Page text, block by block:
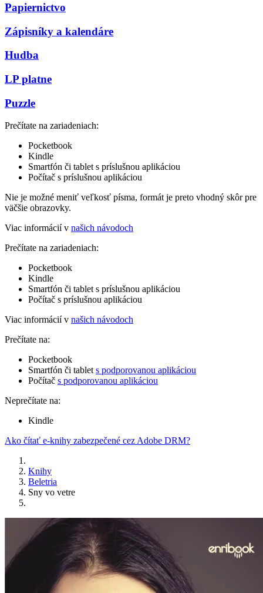
Papiernictvo
Zápisníky a kalendáre
Hudba
LP platne
Puzzle
Prečítate na zariadeniach:
Pocketbook
Kindle
Smartfón či tablet s príslušnou aplikáciou
Počítač s príslušnou aplikáciou
Nie je možné meniť veľkosť písma, formát je preto vhodný skôr pre
väčšie obrazovky.
Viac informácií v našich návodoch
Prečítate na zariadeniach:
Pocketbook
Kindle
Smartfón či tablet s príslušnou aplikáciou
Počítač s príslušnou aplikáciou
Viac informácií v našich návodoch
Prečítate na:
Pocketbook
Smartfón či tablet s podporovanou aplikáciou
Počítač s podporovanou aplikáciou
Neprečítate na:
Kindle
Ako čítať e-knihy zabezpečené cez Adobe DRM?
Knihy
Beletria
Sny vo vetre